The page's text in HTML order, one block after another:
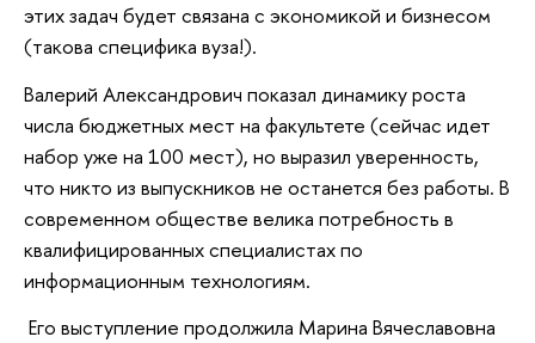
этих задач будет связана с экономикой и бизнесом
(такова специфика вуза!).
Валерий Александрович показал динамику роста
числа бюджетных мест на факультете (сейчас идет
набор уже на 100 мест), но выразил уверенность,
что никто из выпускников не останется без работы. В
современном обществе велика потребность в
квалифицированных специалистах по
информационным технологиям.
Его выступление продолжила Марина Вячеславовна